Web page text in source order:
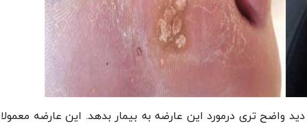
واضح تری درمورد این عارضه به بیمار بدهد. این عارضه معمولا